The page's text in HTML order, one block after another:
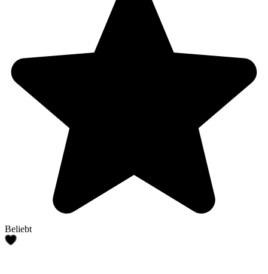
Beliebt